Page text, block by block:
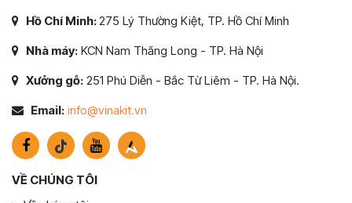
Hồ Chí Minh:275 Lý Thường Kiệt, TP. Hồ Chí Minh
Nhà máy: KCN Nam Thăng Long - TP. Hà Nội
Xưởng gỗ: 251 Phú Diễn - Bắc Từ Liêm - TP. Hà Nội.
Email: info@vinakit.vn
VỀ CHÚNG TÔI